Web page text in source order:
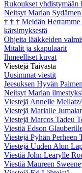
Rukoukset yhdistymään
Neitsyt Marian
† † † Meidän Herramme
kärsimyksestä
Ohjeita lääkkeiden
Mitalit ja skapulaarit
Ihmeelliset kuvat
Viestejä Taivasta
Uusimmat viestit
Jeesuksen Hyvän
Neitsyt Marian
Viestejä Annelle
Viestejä Marialle
Viestejä Marcos Tadeu
Viestiä Edson
Viestejä Pyhän Perheen
Viestejä Uuden Alun
Viestiä John Learylle
Viestiä Maureen